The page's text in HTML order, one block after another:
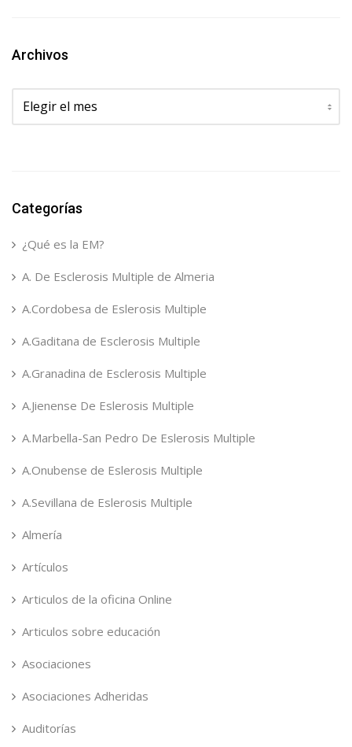
Archivos
Archivos
Categorías
¿Qué es la EM?
A. De Esclerosis Multiple de Almeria
A.Cordobesa de Eslerosis Multiple
A.Gaditana de Esclerosis Multiple
A.Granadina de Esclerosis Multiple
A.Jienense De Eslerosis Multiple
A.Marbella-San Pedro De Eslerosis Multiple
A.Onubense de Eslerosis Multiple
A.Sevillana de Eslerosis Multiple
Almería
Artículos
Articulos de la oficina Online
Articulos sobre educación
Asociaciones
Asociaciones Adheridas
Auditorías